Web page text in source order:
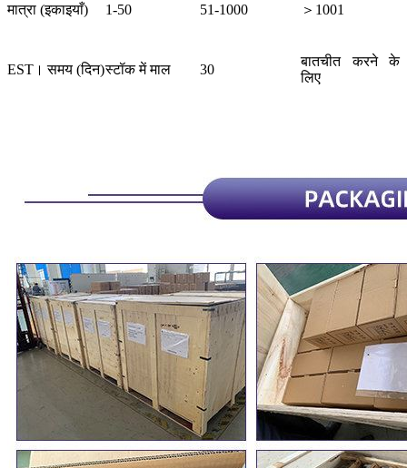
मात्रा (इकाइयाँ) 1-50 51-1000 ＞1001
EST। समय (दिन)स्टॉक में माल 30
बातचीत करने के
लिए